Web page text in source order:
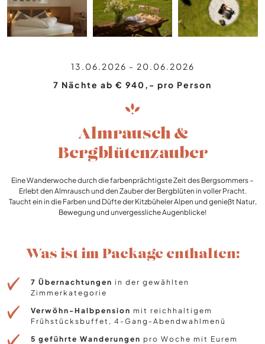
13.06.2026 - 20.06.2026
7 Nächte ab € 940,- pro Person
Almrausch &
Bergblütenzauber
Eine Wanderwoche durch die farbenprächtigste Zeit des Bergsommers –
Erlebt den Almrausch und den Zauber der Bergblüten in voller Pracht.
Taucht ein in die Farben und Düfte der Kitzbüheler Alpen und genießt Natur,
Bewegung und unvergessliche Augenblicke!
Was ist im Package enthalten:
7 Übernachtungen in der gewählten
Zimmerkategorie
Verwöhn-Halbpension mit reichhaltigem
Frühstücksbuffet, 4-Gang-Abendwahlmenü
5 geführte Wanderungen pro Woche mit Eurem